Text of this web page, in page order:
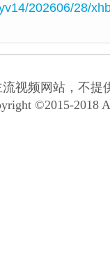
202606/28/
视频网站，不
©2015-2018